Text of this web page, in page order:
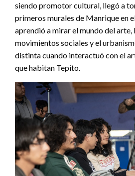
siendo promotor cultural, llegó a
primeros murales de Manrique en
aprendió a mirar el mundo del arte,
movimientos sociales y el
distinta cuando interactuó con el
que habitan Tepito.